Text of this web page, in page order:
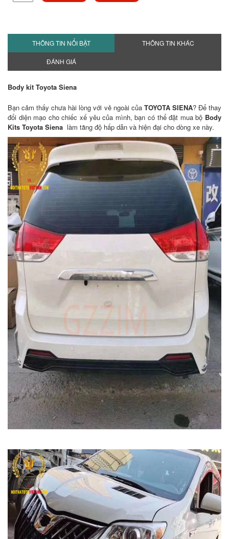
THÔNG TIN NỔI BẬT THÔNG TIN KHÁC
ĐÁNH GIÁ
Body kit Toyota Siena
Bạn cảm thấy chưa hài lòng với vẻ ngoài của TOYOTA SIENA? Để thay
đổi diện mạo cho chiếc xế yêu của mình, bạn có thể đặt mua bộ Body
Kits Toyota Siena​ làm tăng độ hấp dẫn và hiện đại cho dòng xe này.